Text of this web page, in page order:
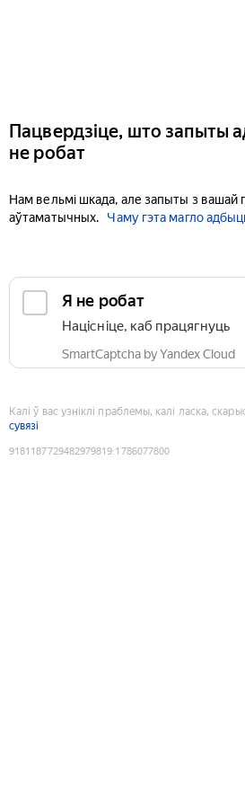
Пацвердзіце, што запыты
не робат
Нам вельмі шкада, але запыты з
аўтаматычных.
Чаму гэта магло
Я не робат
Націсніце, каб працягнуць
SmartCaptcha by Yandex Cloud
Калі ў вас узніклі праблемы, калі ласка,
сувязі
9181187729482979819:1786077800